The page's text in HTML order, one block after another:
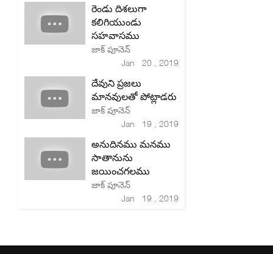
రెండు దిశలుగా
కలిగియుండు
సహవాసము
జాక్ పూనెన్
Jan 20 , 2019
దేవుని ప్రజలు
మానవులతో పోట్లాడరు
జాక్ పూనెన్
Jan 19 , 2019
అనుదినము మనము
సాతానును
జయించగలము
జాక్ పూనెన్
Jan 19 , 2019